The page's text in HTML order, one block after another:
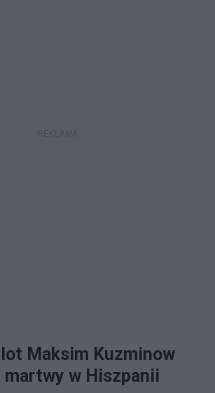
Maksim Kuzminow
martwy w Hiszpanii